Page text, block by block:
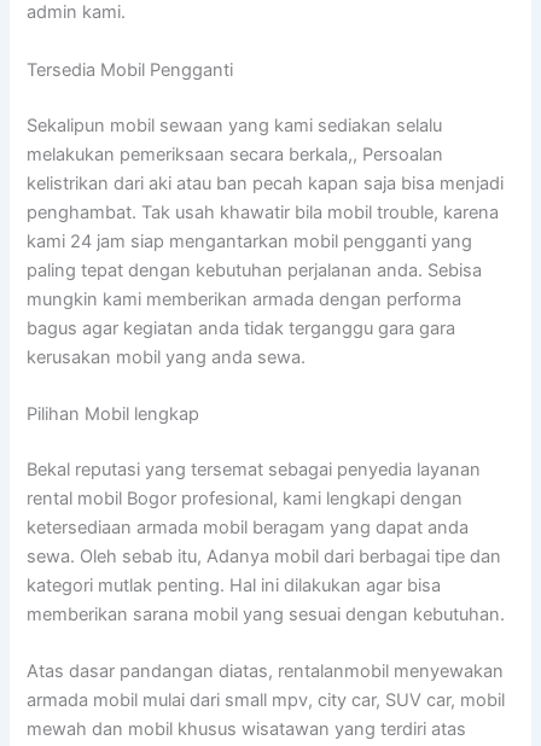
admin kami.
Tersedia Mobil Pengganti
Sekalipun mobil sewaan yang kami sediakan selalu
melakukan pemeriksaan secara berkala,, Persoalan
kelistrikan dari aki atau ban pecah kapan saja bisa menjadi
penghambat. Tak usah khawatir bila mobil trouble, karena
kami 24 jam siap mengantarkan mobil pengganti yang
paling tepat dengan kebutuhan perjalanan anda. Sebisa
mungkin kami memberikan armada dengan performa
bagus agar kegiatan anda tidak terganggu gara gara
kerusakan mobil yang anda sewa.
Pilihan Mobil lengkap
Bekal reputasi yang tersemat sebagai penyedia layanan
rental mobil Bogor profesional, kami lengkapi dengan
ketersediaan armada mobil beragam yang dapat anda
sewa. Oleh sebab itu, Adanya mobil dari berbagai tipe dan
kategori mutlak penting. Hal ini dilakukan agar bisa
memberikan sarana mobil yang sesuai dengan kebutuhan.
Atas dasar pandangan diatas, rentalanmobil menyewakan
armada mobil mulai dari small mpv, city car, SUV car, mobil
mewah dan mobil khusus wisatawan yang terdiri atas